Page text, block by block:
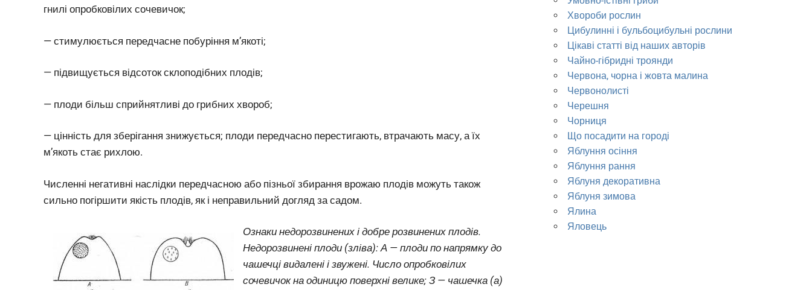
гнилі опробковілих сочевичок;
— стимулюється передчасне побуріння м’якоті;
— підвищується відсоток склоподібних плодів;
— плоди більш сприйнятливі до грибних хвороб;
— цінність для зберігання знижується; плоди передчасно перестигають, втрачають масу, а їх
м’якоть стає рихлою.
Численні негативні наслідки передчасною або пізньої збирання врожаю плодів можуть також
сильно погіршити якість плодів, як і неправильний догляд за садом.
Ознаки недорозвинених і добре розвинених плодів.
Недорозвинені плоди (зліва): А — плоди по напрямку до
чашечці видалені і звужені. Число опробковілих
сочевичок на одиницю поверхні велике; З — чашечка (а)
Хвороби рослин
Цибулинні і бульбоцибульні рослини
Цікаві статті від наших авторів
Чайно-гібридні троянди
Червона, чорна і жовта малина
Червонолисті
Черешня
Чорниця
Що посадити на городі
Яблуння осіння
Яблуння рання
Яблуня декоративна
Яблуня зимова
Ялина
Яловець